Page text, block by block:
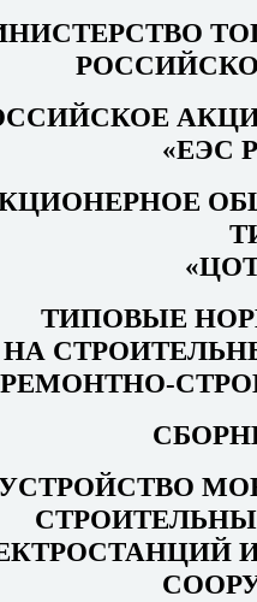
«ЕЭС
ТИПОВЫЕ
НА
РЕМОНТНО-